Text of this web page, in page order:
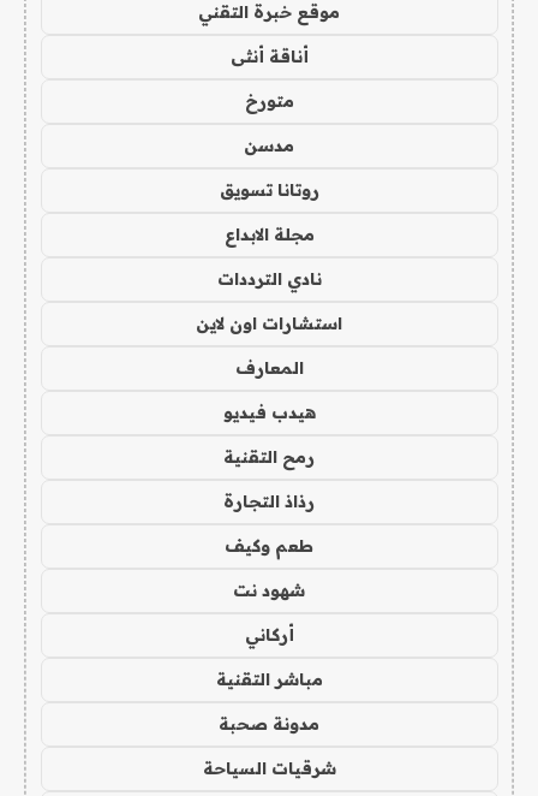
موقع خبرة التقني
أناقة أنثى
متورخ
مدسن
روتانا تسويق
مجلة الابداع
نادي الترددات
استشارات اون لاين
المعارف
هيدب فيديو
رمح التقنية
رذاذ التجارة
طعم وكيف
شهود نت
أركاني
مباشر التقنية
مدونة صحبة
شرقيات السياحة